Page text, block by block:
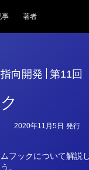
事 著者
向開発 第11回
フックについて解説
。
2020年11月5日 発行